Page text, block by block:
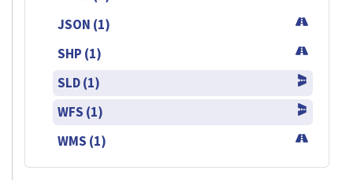
JSON (1)
SHP (1)
SLD (1)
WFS (1)
WMS (1)